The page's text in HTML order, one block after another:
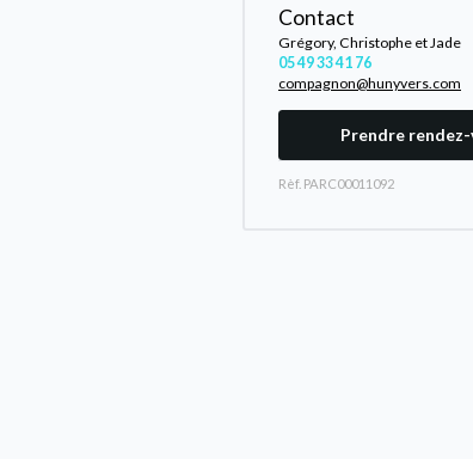
Contact
Grégory, Christophe et Jade
05 49 33 41 76
compagnon@hunyvers.com
Prendre rendez-
Rèf. PARC00011092